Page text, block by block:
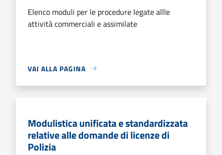
Elenco moduli per le procedure legate allle
attività commerciali e assimilate
VAI ALLA PAGINA
Modulistica unificata e standardizzata
relative alle domande di licenze di
Polizia